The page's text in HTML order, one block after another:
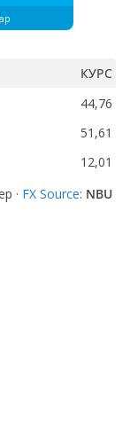
КУРС
44,76
51,61
12,01
· FX Source: NBU